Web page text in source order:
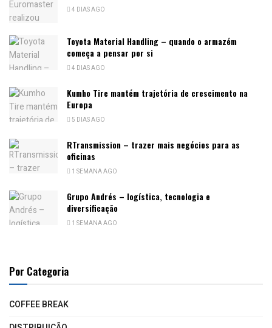
4 DIAS AGO
Toyota Material Handling – quando o armazém
começa a pensar por si
4 DIAS AGO
Kumho Tire mantém trajetória de crescimento na
Europa
5 DIAS AGO
RTransmission – trazer mais negócios para as
oficinas
1 SEMANA AGO
Grupo Andrés – logística, tecnologia e
diversificação
1 SEMANA AGO
Por Categoria
COFFEE BREAK